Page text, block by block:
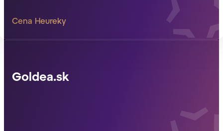
Cena Heureky
Goldea.sk